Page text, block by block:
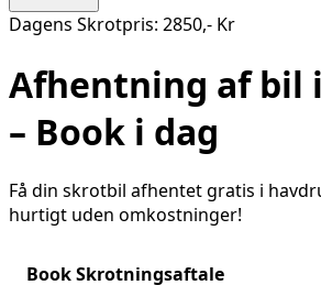
Dagens Skrotpris: 2850,- Kr
Afhentning af bil i
– Book i dag
Få din skrotbil afhentet gratis i
hurtigt uden omkostninger!
Book Skrotningsaftale